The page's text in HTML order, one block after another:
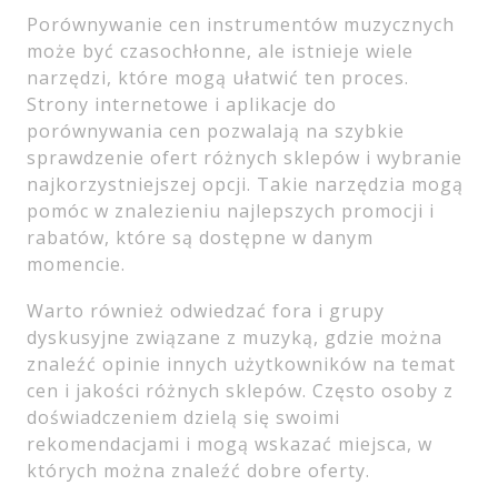
Porównywanie cen instrumentów muzycznych
może być czasochłonne, ale istnieje wiele
narzędzi, które mogą ułatwić ten proces.
Strony internetowe i aplikacje do
porównywania cen pozwalają na szybkie
sprawdzenie ofert różnych sklepów i wybranie
najkorzystniejszej opcji. Takie narzędzia mogą
pomóc w znalezieniu najlepszych promocji i
rabatów, które są dostępne w danym
momencie.
Warto również odwiedzać fora i grupy
dyskusyjne związane z muzyką, gdzie można
znaleźć opinie innych użytkowników na temat
cen i jakości różnych sklepów. Często osoby z
doświadczeniem dzielą się swoimi
rekomendacjami i mogą wskazać miejsca, w
których można znaleźć dobre oferty.